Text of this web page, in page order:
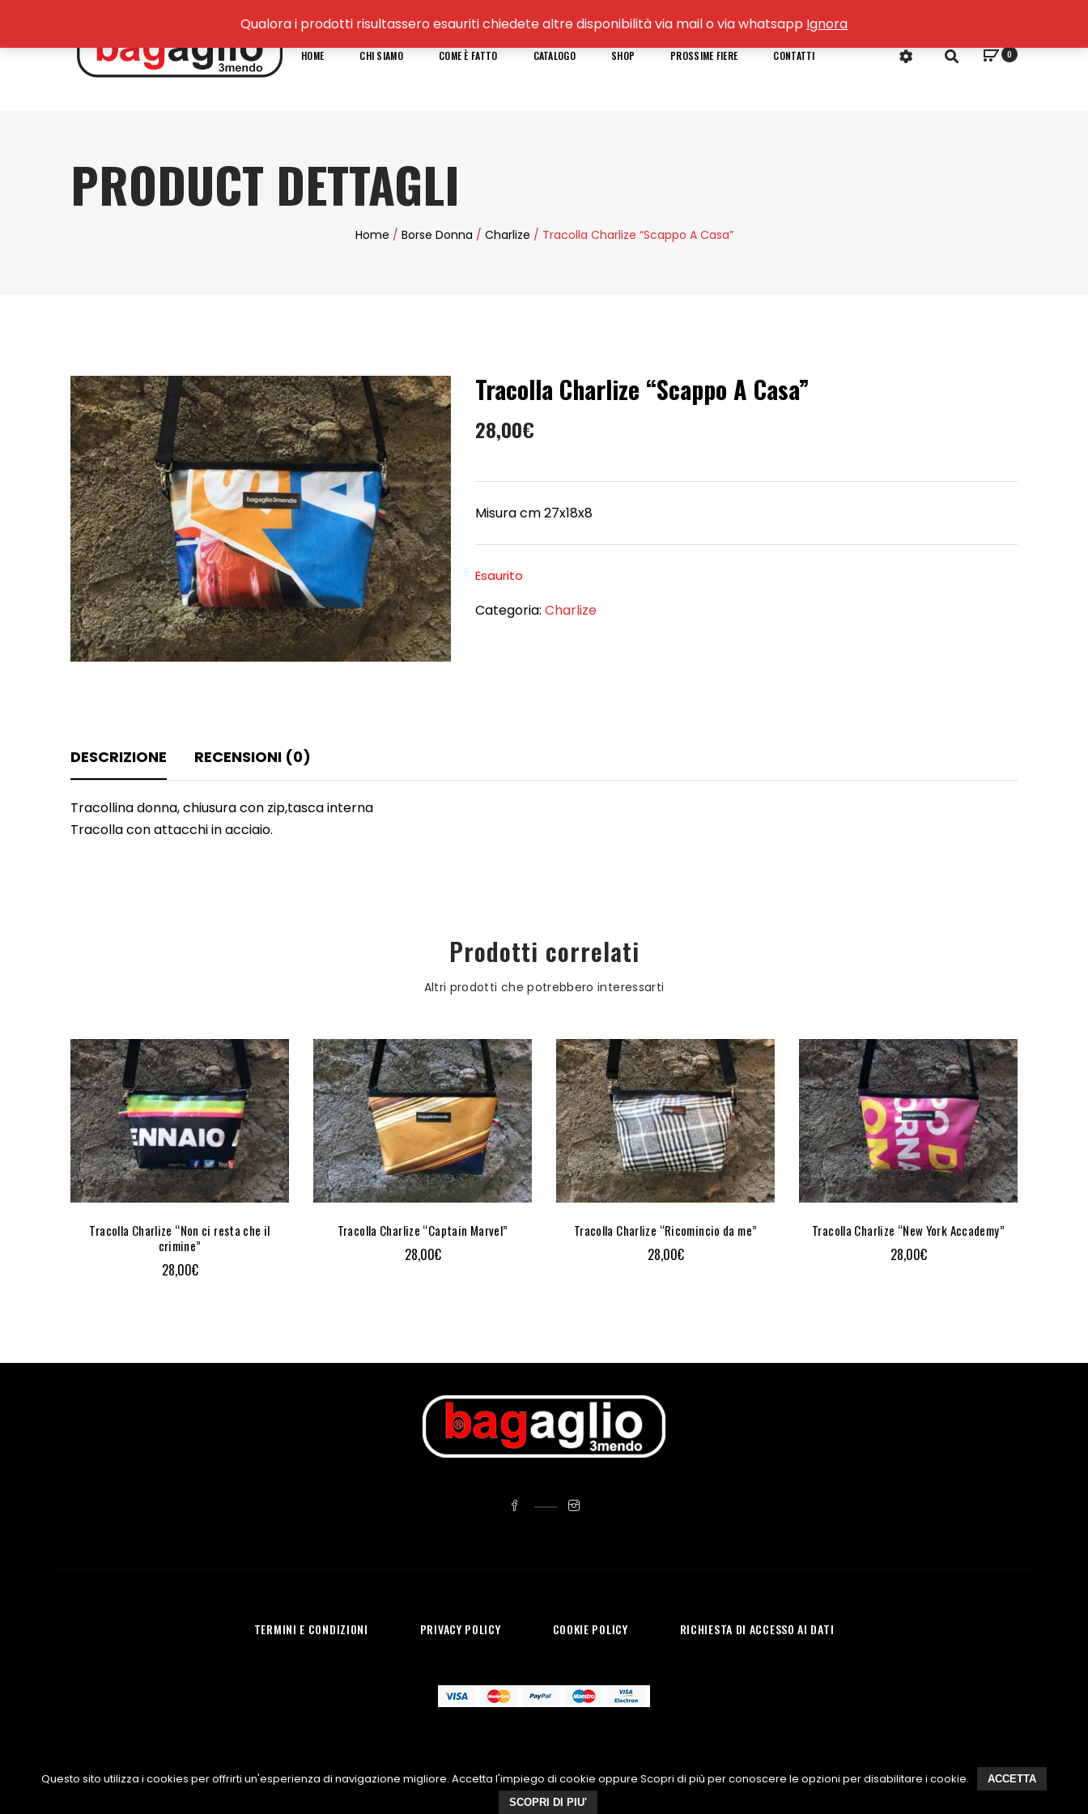
0
HOME CHI SIAMO COME È FATTO CATALOGO SHOP PROSSIME FIERE CONTATTI
PRODUCT DETTAGLI
Home / Borse Donna / Charlize / Tracolla Charlize “Scappo A Casa”
Tracolla Charlize “Scappo A Casa”
28,00€
Misura cm 27x18x8
Esaurito
Categoria: Charlize
DESCRIZIONE RECENSIONI (0)
Tracollina donna, chiusura con zip,tasca interna
Tracolla con attacchi in acciaio.
Prodotti correlati
Altri prodotti che potrebbero interessarti
Tracolla Charlize “Non ci resta che il
crimine”
28,00€
Tracolla Charlize “Captain Marvel”
28,00€
Tracolla Charlize “Ricomincio da me”
28,00€
Tracolla Charlize “New York Accademy”
28,00€
TERMINI E CONDIZIONI PRIVACY POLICY COOKIE POLICY RICHIESTA DI ACCESSO AI DATI
Qualora i prodotti risultassero esauriti chiedete altre disponibilità via mail o via whatsapp Ignora
Questo sito utilizza i cookies per offrirti un'esperienza di navigazione migliore. Accetta l'impiego di cookie oppure Scopri di più per conoscere le opzioni per disabilitare i cookie.
ACCETTA
SCOPRI DI PIU'